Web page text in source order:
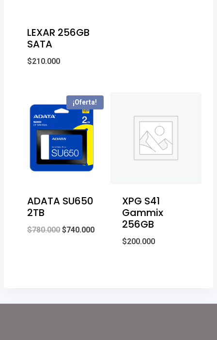
LEXAR 256GB
SATA
$210.000
¡Oferta!
ADATA SU650
2TB
$780.000 Original
$740.000Current
XPG S41
Gammix
256GB
$200.000